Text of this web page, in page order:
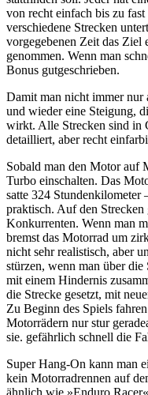
von recht einfach bis zu
verschiedene Strecken
vorgegebenen Zeit das Ziel
genommen. Wenn man
Bonus gutgeschrieben.
Damit man nicht immer nur
und wieder eine Steigung,
wirkt. Alle Strecken sind in
detailliert, aber recht
Sobald man den Motor auf
Turbo einschalten. Das
satte 324
praktisch. Auf den
Konkurrenten. Wenn man
bremst das Motorrad um
nicht sehr realistisch, aber
stürzen, wenn man über
mit einem Hindernis
die Strecke gesetzt, mit
Zu Beginn des Spiels
Motorrädern nur stur
sie. gefährlich schnell die
Super Hang-On kann man
kein Motorradrennen auf
ähnlich wie »Enduro